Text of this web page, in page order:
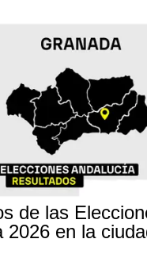
de las
2026 en la